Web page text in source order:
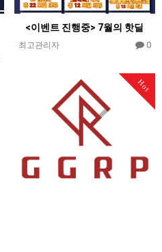
<이벤트 진행중> 7월의 핫딜
최고관리자 0
Hot